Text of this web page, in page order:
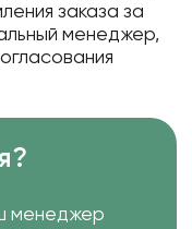
заказа за
менеджер,
менеджер